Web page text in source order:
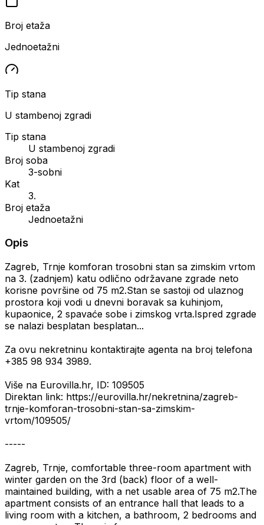
Broj etaža
Jednoetažni
Tip stana
U stambenoj zgradi
Tip stana
U stambenoj zgradi
Broj soba
3-sobni
Kat
3.
Broj etaža
Jednoetažni
Opis
Zagreb, Trnje komforan trosobni stan sa zimskim vrtom
na 3. (zadnjem) katu odlično održavane zgrade neto
korisne površine od 75 m2.Stan se sastoji od ulaznog
prostora koji vodi u dnevni boravak sa kuhinjom,
kupaonice, 2 spavaće sobe i zimskog vrta.Ispred zgrade
se nalazi besplatan besplatan...
Za ovu nekretninu kontaktirajte agenta na broj telefona
+385 98 934 3989.
Više na Eurovilla.hr, ID: 109505
Direktan link: https://eurovilla.hr/nekretnina/zagreb-
trnje-komforan-trosobni-stan-sa-zimskim-
vrtom/109505/
-----
Zagreb, Trnje, comfortable three-room apartment with
winter garden on the 3rd (back) floor of a well-
maintained building, with a net usable area of 75 m2.The
apartment consists of an entrance hall that leads to a
living room with a kitchen, a bathroom, 2 bedrooms and